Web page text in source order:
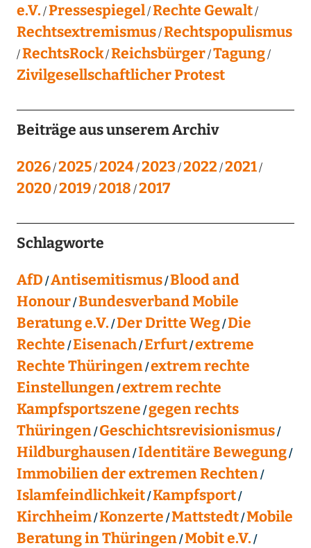
e.V. Pressespiegel Rechte Gewalt
Rechtsextremismus Rechtspopulismus
RechtsRock Reichsbürger Tagung
Zivilgesellschaftlicher Protest
Beiträge aus unserem Archiv
2026 2025 2024 2023 2022 2021
2020 2019 2018 2017
Schlagworte
AfD Antisemitismus Blood and
Honour Bundesverband Mobile
Beratung e.V. Der Dritte Weg Die
Rechte Eisenach Erfurt extreme
Rechte Thüringen extrem rechte
Einstellungen extrem rechte
Kampfsportszene gegen rechts
Thüringen Geschichtsrevisionismus
Hildburghausen Identitäre Bewegung
Immobilien der extremen Rechten
Islamfeindlichkeit Kampfsport
Kirchheim Konzerte Mattstedt Mobile
Beratung in Thüringen Mobit e.V.